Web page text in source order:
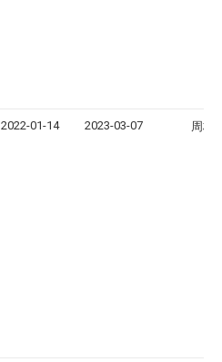
2022-01-14 2023-03-07 周桂